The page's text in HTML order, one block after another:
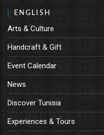
ENGLISH
Arts & Culture
Handcraft & Gift
Event Calendar
News
Discover Tunisia
Experiences & Tours